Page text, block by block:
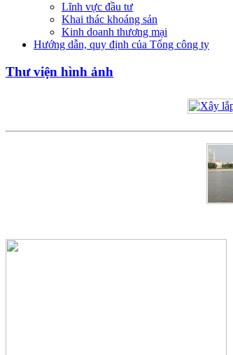
Lĩnh vực đầu tư
Khai thác khoáng sản
Kinh doanh thương mại
Hướng dẫn, quy định của Tổng công ty
Thư viện hình ảnh